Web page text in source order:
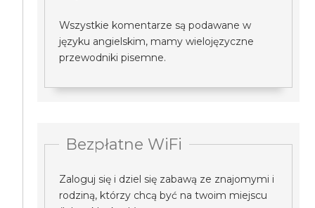
Wszystkie komentarze są podawane w
języku angielskim, mamy wielojęzyczne
przewodniki pisemne.
Bezpłatne WiFi
Zaloguj się i dziel się zabawą ze znajomymi i
rodziną, którzy chcą być na twoim miejscu